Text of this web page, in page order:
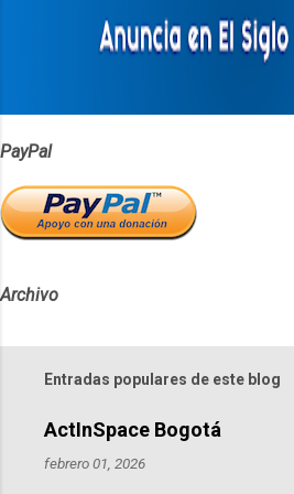
PayPal
Archivo
Entradas populares de este blog
ActInSpace Bogotá
febrero 01, 2026